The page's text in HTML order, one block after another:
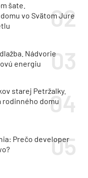
šate.
vo Svätom Jure
Nádvorie
energiu
starej Petržalky.
domu
Prečo developer